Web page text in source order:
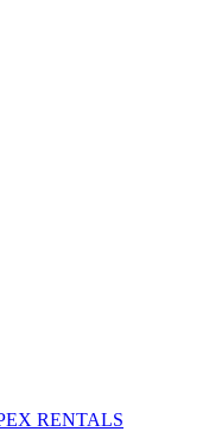
RENTALS